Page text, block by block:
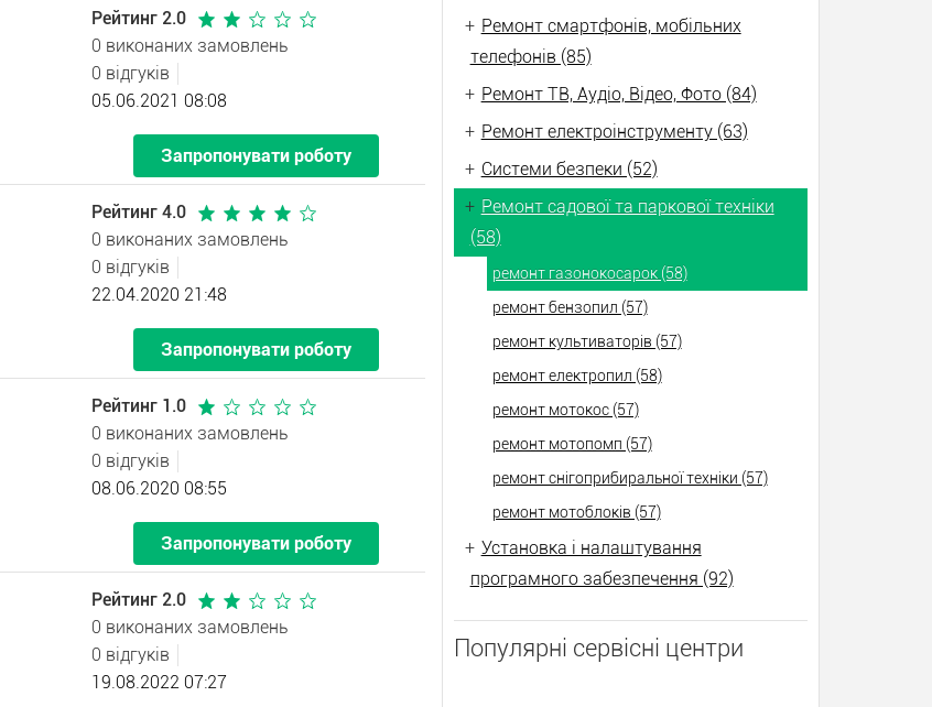
Рейтинг 2.0
0 виконаних замовлень
0 відгуків
05.06.2021 08:08
Запропонувати роботу
Рейтинг 4.0
0 виконаних замовлень
0 відгуків
22.04.2020 21:48
Запропонувати роботу
Рейтинг 1.0
0 виконаних замовлень
0 відгуків
08.06.2020 08:55
Запропонувати роботу
Рейтинг 2.0
0 виконаних замовлень
0 відгуків
19.08.2022 07:27
+ Ремонт смартфонів, мобільних
телефонів (85)
+ Ремонт ТВ, Аудіо, Відео, Фото (84)
+ Ремонт електроінструменту (63)
+ Системи безпеки (52)
+ Ремонт садової та паркової техніки
(58)
ремонт газонокосарок (58)
ремонт бензопил (57)
ремонт культиваторів (57)
ремонт електропил (58)
ремонт мотокос (57)
ремонт мотопомп (57)
ремонт снігоприбиральної техніки (57)
ремонт мотоблоків (57)
+ Установка і налаштування
програмного забезпечення (92)
Популярні сервісні центри